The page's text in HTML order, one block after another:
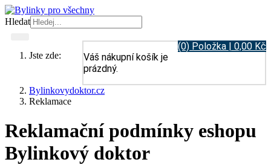
Hledat
(0) Položka | 0,00 Kč
Váš nákupní košík je
prázdný.
Jste zde:
Bylinkovydoktor.cz
Reklamace
Reklamační podmínky eshopu
Bylinkový doktor